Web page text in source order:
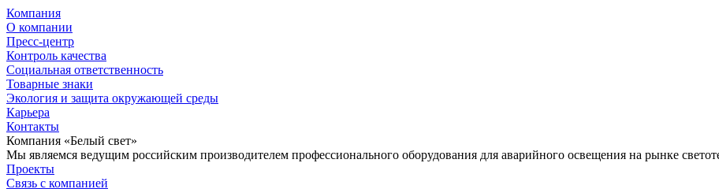
Компания
О компании
Пресс-центр
Контроль качества
Социальная ответственность
Товарные знаки
Экология и защита окружающей среды
Карьера
Контакты
Компания «Белый свет»
Мы являемся ведущим российским производителем профессионального оборудования для аварийного освещения на рынке
Проекты
Связь с компанией